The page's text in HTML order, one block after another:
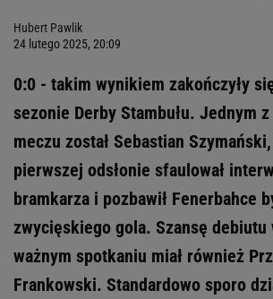
Hubert Pawlik
24 lutego 2025, 20:09
0:0 - takim wynikiem zakończyły
sezonie Derby Stambułu. Jednym
meczu został Sebastian
pierwszej odsłonie sfaulował
bramkarza i pozbawił Fenerbahce
zwycięskiego gola. Szansę debiutu
ważnym spotkaniu miał również
Frankowski. Standardowo sporo